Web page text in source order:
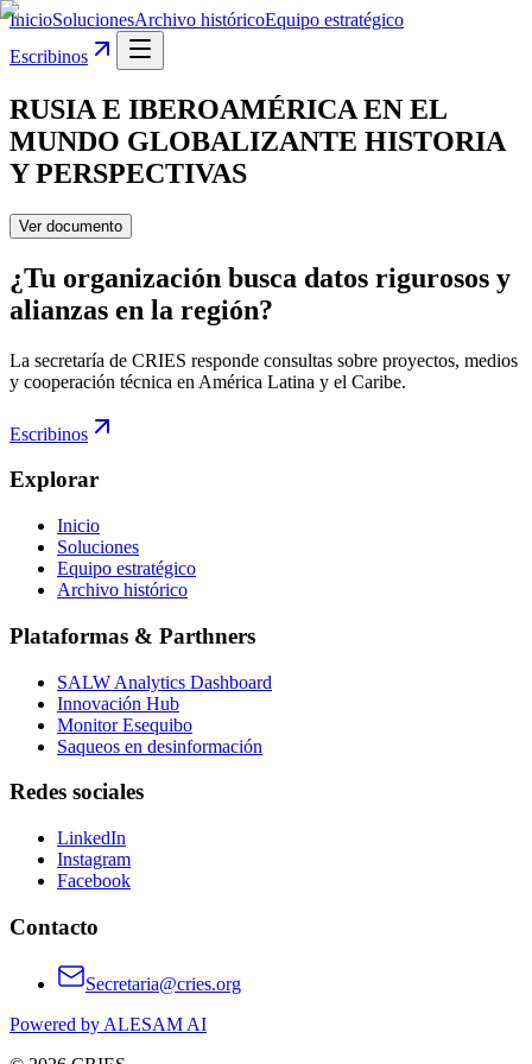
InicioSolucionesArchivo históricoEquipo estratégico
Escribinos
RUSIA E IBEROAMÉRICA EN EL
MUNDO GLOBALIZANTE HISTORIA
Y PERSPECTIVAS
Ver documento
¿Tu organización busca datos rigurosos y
alianzas en la región?
La secretaría de CRIES responde consultas sobre proyectos, medios
y cooperación técnica en América Latina y el Caribe.
Escribinos
Explorar
Inicio
Soluciones
Equipo estratégico
Archivo histórico
Plataformas & Parthners
SALW Analytics Dashboard
Innovación Hub
Monitor Esequibo
Saqueos en desinformación
Redes sociales
LinkedIn
Instagram
Facebook
Contacto
Secretaria@cries.org
Powered by ALESAM AI